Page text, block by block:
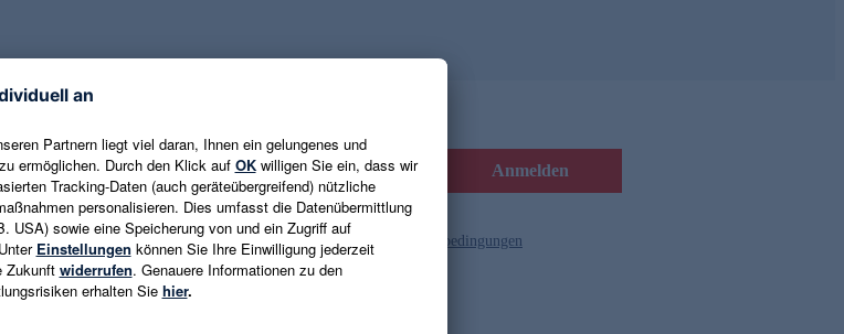
in
E-Mail-Adresse eingeben Anmelden
Es gelten die Datenschutzrichtlinien und die Gutscheinbedingungen